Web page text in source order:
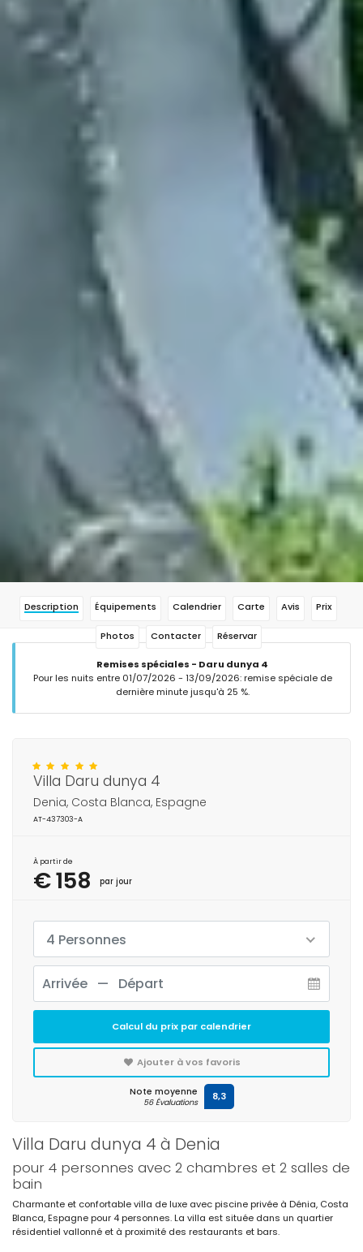
Description Équipements Calendrier Carte Avis Prix
Photos Contacter Réservar
Remises spéciales - Daru dunya 4
Pour les nuits entre 01/07/2026 - 13/09/2026: remise spéciale de
dernière minute jusqu'à 25 %.
Villa Daru dunya 4 à Denia
pour 4 personnes avec 2 chambres et 2 salles de
bain
Charmante et confortable villa de luxe avec piscine privée à Dénia, Costa
Blanca, Espagne pour 4 personnes. La villa est située dans un quartier
résidentiel vallonné et à proximité des restaurants et bars.
Villa Daru dunya 4
Denia, Costa Blanca, Espagne
AT-437303-A
À partir de
€ 158 par jour
4 Personnes
Calcul du prix par calendrier
Ajouter à vos favoris
Note moyenne
56 Évaluations 8,3